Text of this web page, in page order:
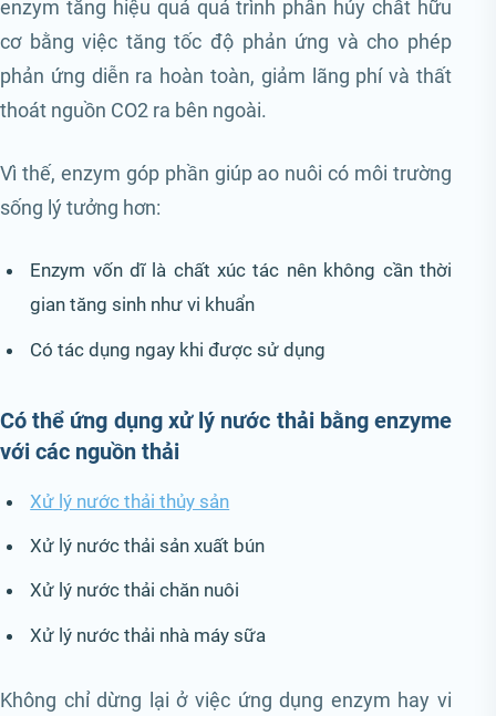
enzym tăng hiệu quả quá trình phân hủy chất hữu
cơ bằng việc tăng tốc độ phản ứng và cho phép
phản ứng diễn ra hoàn toàn, giảm lãng phí và thất
thoát nguồn CO2 ra bên ngoài.
Vì thế, enzym góp phần giúp ao nuôi có môi trường
sống lý tưởng hơn:
Enzym vốn dĩ là chất xúc tác nên không cần thời
gian tăng sinh như vi khuẩn
Có tác dụng ngay khi được sử dụng
Có thể ứng dụng xử lý nước thải bằng enzyme
với các nguồn thải
Xử lý nước thải thủy sản
Xử lý nước thải sản xuất bún
Xử lý nước thải chăn nuôi
Xử lý nước thải nhà máy sữa
Không chỉ dừng lại ở việc ứng dụng enzym hay vi